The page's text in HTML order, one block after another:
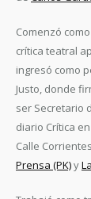
Comenzó
crítica teatral
ingresó como
Justo, donde
ser Secretario
diario Crítica
Calle
Prensa (PK)y